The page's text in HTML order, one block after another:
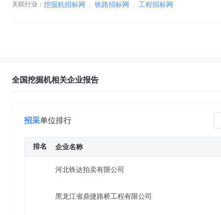
关联行业： 挖掘机招标网 | 铁路招标网 | 工程招标网
全国挖掘机相关企业报告
招采单位排行
排名 企业名称
河北铁达拍卖有限公司
黑龙江省鼎捷路桥工程有限公司